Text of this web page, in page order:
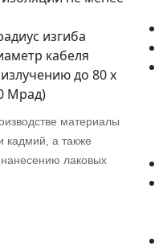
изгиба
кабеля
до 80 x
Мрад)
материалы
кадмий, а также
лаковых